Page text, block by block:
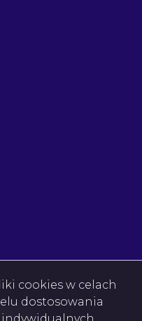
cookies w celach
dostosowania
indywidualnych